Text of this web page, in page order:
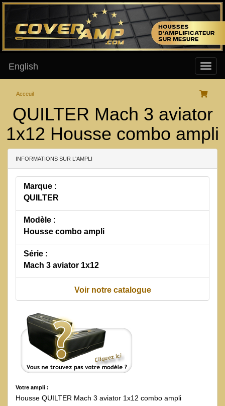
English
Acceuil
QUILTER Mach 3 aviator
1x12 Housse combo ampli
INFORMATIONS SUR L'AMPLI
Marque :
QUILTER
Modèle :
Housse combo ampli
Série :
Mach 3 aviator 1x12
Voir notre catalogue
Votre ampli :
Housse QUILTER Mach 3 aviator 1x12 combo ampli